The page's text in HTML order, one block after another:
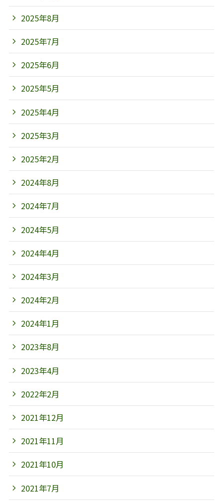
2025年8月
2025年7月
2025年6月
2025年5月
2025年4月
2025年3月
2025年2月
2024年8月
2024年7月
2024年5月
2024年4月
2024年3月
2024年2月
2024年1月
2023年8月
2023年4月
2022年2月
2021年12月
2021年11月
2021年10月
2021年7月